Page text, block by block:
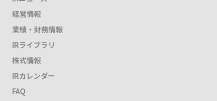
経営情報
業績・財務情報
IRライブラリ
株式情報
IRカレンダー
FAQ